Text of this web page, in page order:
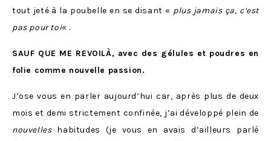
tout jeté à la poubelle en se disant « plus jamais ça, c’est
pas pour toi« .
SAUF QUE ME REVOILÀ, avec des gélules et poudres en
folie comme nouvelle passion.
J’ose vous en parler aujourd’hui car, après plus de deux
mois et demi strictement confinée, j’ai développé plein de
nouvelleshabitudes (je vous en avais d’ailleurs parlé